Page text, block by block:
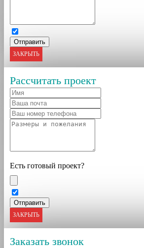
ЗАКРЫТЬ
Рассчитать проект
Есть готовый проект?
ЗАКРЫТЬ
Заказать звонок